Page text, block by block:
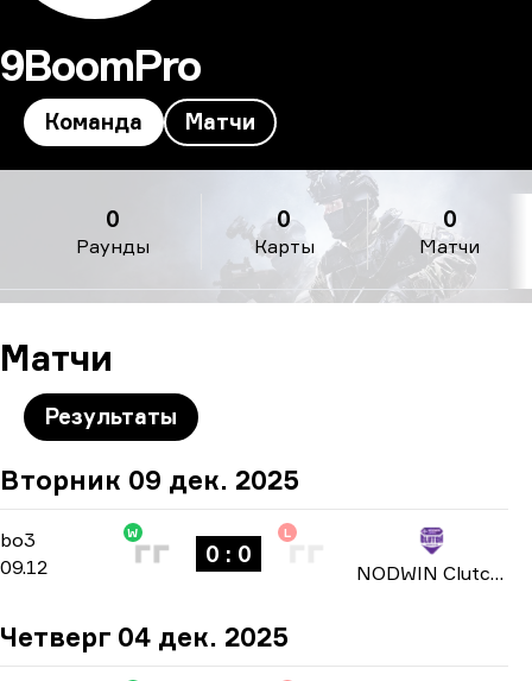
9BoomPro
Команда Матчи
Раунды
0
Карты
0
Матчи
0
Матчи
Результаты
Вторник 09 дек. 2025
bo3 Group Stage
bo3
09.12
W
0 : 0
L
NODWIN Clutch Series: Season 3 2025
Четверг 04 дек. 2025